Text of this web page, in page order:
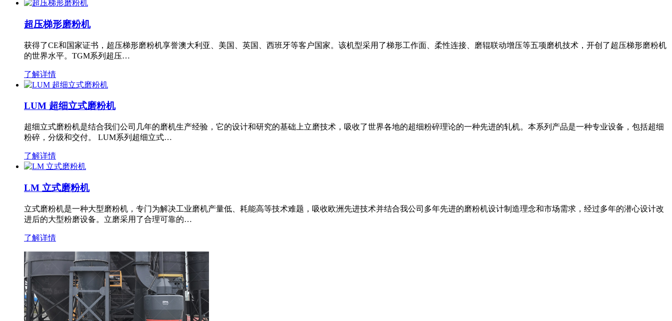
超压梯形磨粉机
获得了CE和国家证书，超压梯形磨粉机享誉澳大利亚、美国、英国、西班牙等客户国家。该机型采用了梯形工作面、柔性连接、磨辊联动增压等五项磨机技术，开创了超压梯形磨粉机
的世界水平。TGM系列超压…
了解详情
LUM 超细立式磨粉机
超细立式磨粉机是结合我们公司几年的磨机生产经验，它的设计和研究的基础上立磨技术，吸收了世界各地的超细粉碎理论的一种先进的轧机。本系列产品是一种专业设备，包括超细
粉碎，分级和交付。 LUM系列超细立式…
了解详情
LM 立式磨粉机
立式磨粉机是一种大型磨粉机，专门为解决工业磨机产量低、耗能高等技术难题，吸收欧洲先进技术并结合我公司多年先进的磨粉机设计制造理念和市场需求，经过多年的潜心设计改
进后的大型粉磨设备。立磨采用了合理可靠的…
了解详情